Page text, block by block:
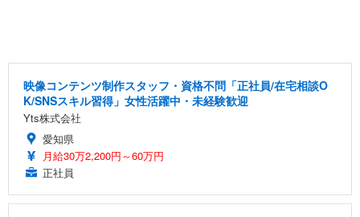
映像コンテンツ制作スタッフ・資格不問「正社員/在宅相談O
K/SNSスキル習得」女性活躍中・未経験歓迎
Yts株式会社
愛知県
月給30万2,200円～60万円
正社員